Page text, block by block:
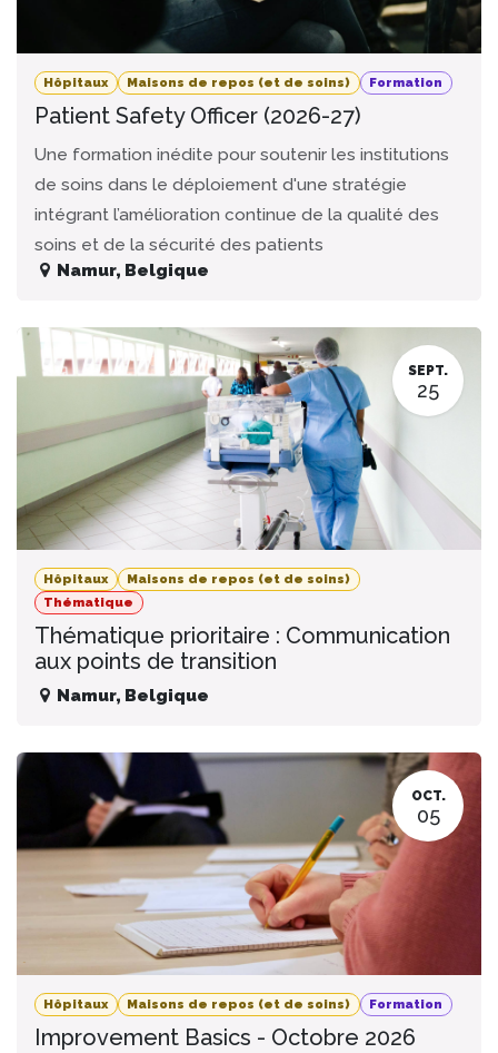
Hôpitaux Maisons de repos (et de soins) Formation
Patient Safety Officer (2026-27)
Une formation inédite pour soutenir les institutions
de soins dans le déploiement d'une stratégie
intégrant l’amélioration continue de la qualité des
soins et de la sécurité des patients
Namur, Belgique
SEPT.
25
Hôpitaux
Maisons de repos (et de soins)
Thématique
Thématique prioritaire : Communication
aux points de transition
Namur, Belgique
OCT.
05
Hôpitaux Maisons de repos (et de soins) Formation
Improvement Basics - Octobre 2026